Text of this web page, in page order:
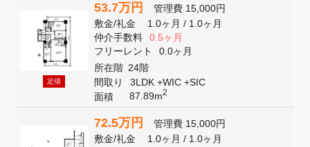
定借
53.7万円 管理費 15,000円
敷金/礼金 1.0ヶ月/ 1.0ヶ月
仲介手数料
0.5ヶ月
フリーレント
0.0ヶ月
所在階 24階
間取り
3LDK +WIC +SIC
面積
87.89m2
72.5万円 管理費 15,000円
敷金/礼金 1.0ヶ月/ 1.0ヶ月